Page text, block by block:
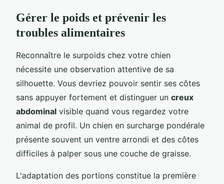
Gérer le poids et prévenir les
troubles alimentaires
Reconnaître le surpoids chez votre chien
nécessite une observation attentive de sa
silhouette. Vous devriez pouvoir sentir ses côtes
sans appuyer fortement et distinguer un creux
abdominal visible quand vous regardez votre
animal de profil. Un chien en surcharge pondérale
présente souvent un ventre arrondi et des côtes
difficiles à palper sous une couche de graisse.
L'adaptation des portions constitue la première